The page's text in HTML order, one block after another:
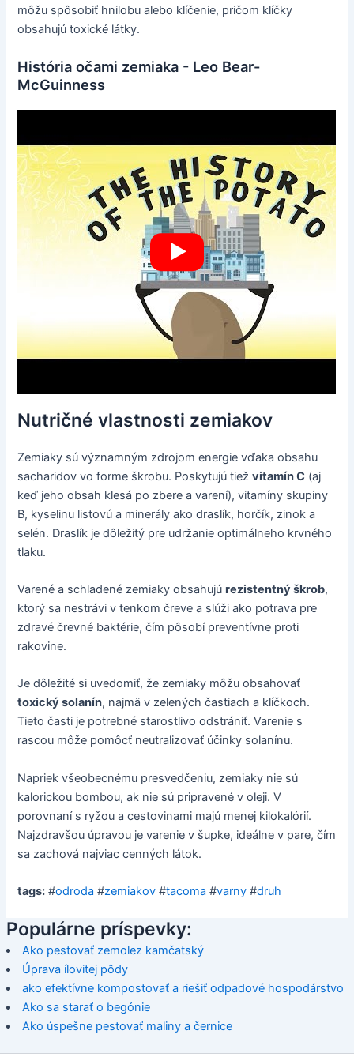
môžu spôsobiť hnilobu alebo klíčenie, pričom klíčky
obsahujú toxické látky.
História očami zemiaka - Leo Bear-
McGuinness
Nutričné vlastnosti zemiakov
Zemiaky sú významným zdrojom energie vďaka obsahu
sacharidov vo forme škrobu. Poskytujú tiežvitamín C (aj
keď jeho obsah klesá po zbere a varení), vitamíny skupiny
B, kyselinu listovú a minerály ako draslík, horčík, zinok a
selén. Draslík je dôležitý pre udržanie optimálneho krvného
tlaku.
Varené a schladené zemiaky obsahujúrezistentný škrob,
ktorý sa nestrávi v tenkom čreve a slúži ako potrava pre
zdravé črevné baktérie, čím pôsobí preventívne proti
rakovine.
Je dôležité si uvedomiť, že zemiaky môžu obsahovať
toxický solanín, najmä v zelených častiach a klíčkoch.
Tieto časti je potrebné starostlivo odstrániť. Varenie s
rascou môže pomôcť neutralizovať účinky solanínu.
Napriek všeobecnému presvedčeniu, zemiaky nie sú
kalorickou bombou, ak nie sú pripravené v oleji. V
porovnaní s ryžou a cestovinami majú menej kilokalórií.
Najzdravšou úpravou je varenie v šupke, ideálne v pare, čím
sa zachová najviac cenných látok.
tags: #odroda #zemiakov #tacoma #varny #druh
Populárne príspevky:
Ako pestovať zemolez kamčatský
Úprava ílovitej pôdy
ako efektívne kompostovať a riešiť odpadové hospodárstvo
Ako sa starať o begónie
Ako úspešne pestovať maliny a černice